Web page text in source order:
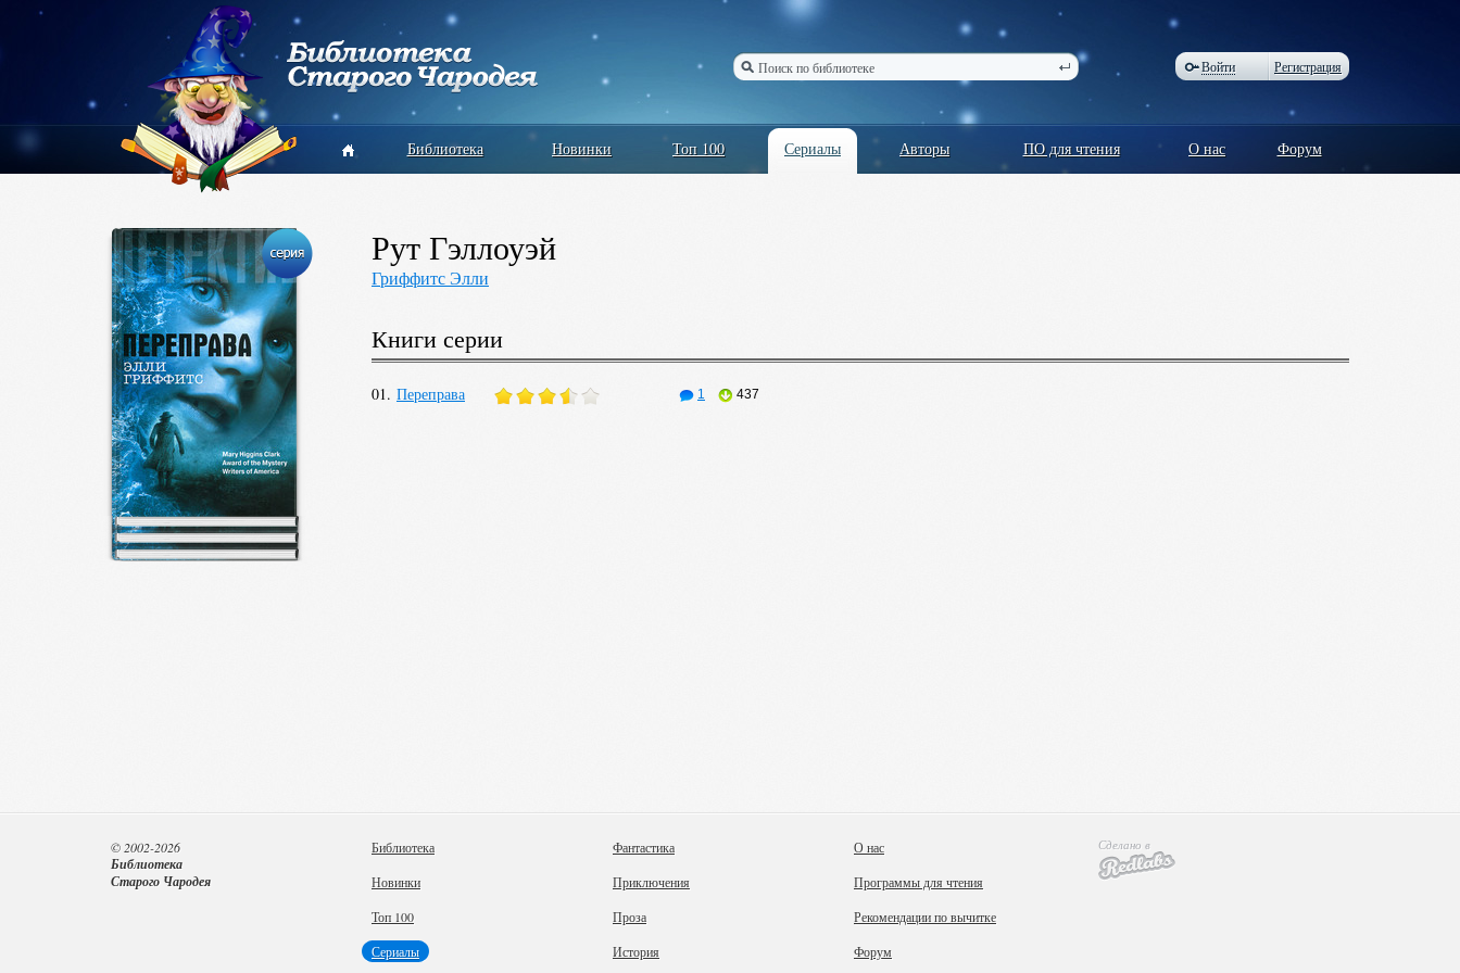
Войти Регистрация
Библиотека Новинки Топ 100 Сериалы Авторы ПО для чтения О нас Форум
Рут Гэллоуэй
Гриффитс Элли
Книги серии
01. Переправа 1 437
Библиотека
Новинки
Топ 100
Сериалы
Фантастика
Приключения
Проза
История
О нас
Программы для чтения
Рекомендации по вычитке
Форум
© 2002-2026
Библиотека
Старого Чародея
Сделано в